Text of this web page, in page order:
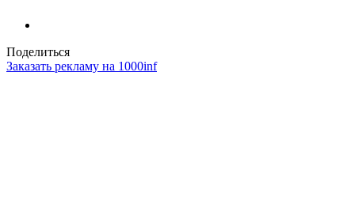
Поделиться
Заказать рекламу на 1000inf